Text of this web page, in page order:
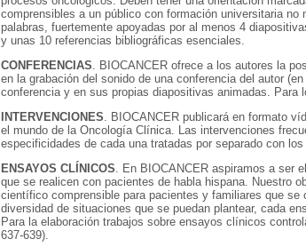
comprensibles a un público con formación universitaria
palabras, fuertemente apoyadas por al menos 4
y unas 10 referencias bibliográficas esenciales.
CONFERENCIAS. BIOCANCER ofrece a los autores la
en la grabación del sonido de una conferencia del autor
conferencia y en sus propias diapositivas animadas. Para
INTERVENCIONES. BIOCANCER publicará en formato
el mundo de la Oncología Clínica. Las intervenciones
especificidades de cada una tratadas por separado con los
ENSAYOS CLÍNICOS. En BIOCANCER aspiramos a ser
que se realicen con pacientes de habla hispana. Nuestro
científico comprensible para pacientes y familiares que
diversidad de situaciones que se puedan plantear, cada
Para la elaboración trabajos sobre ensayos clínicos
637-639).